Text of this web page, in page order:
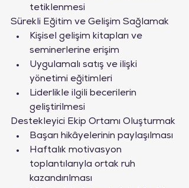
tetiklenmesi
Sürekli Eğitim ve Gelişim Sağlamak
Kişisel gelişim kitapları ve
seminerlerine erişim
Uygulamalı satış ve ilişki
yönetimi eğitimleri
Liderlikle ilgili becerilerin
geliştirilmesi
Destekleyici Ekip Ortamı Oluşturmak
Başarı hikâyelerinin paylaşılması
Haftalık motivasyon
toplantılarıyla ortak ruh
kazandırılması